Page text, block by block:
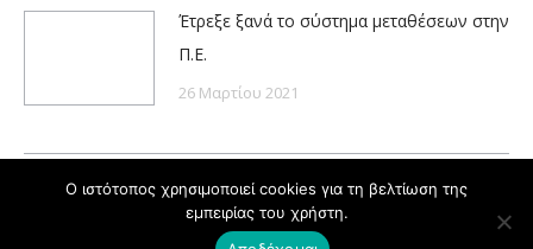
Έτρεξε ξανά το σύστημα μεταθέσεων στην
Π.Ε.
26 Μαρτίου 2021
Copyright © ΔΟΕ 2020
Powered by
Ο ιστότοπος χρησιμοποιεί cookies για τη βελτίωση της
εμπειρίας του χρήστη.